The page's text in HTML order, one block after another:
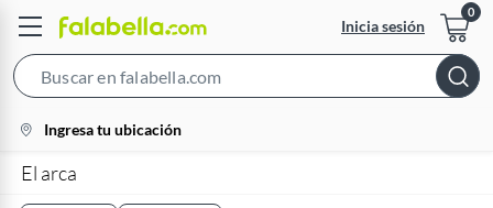
Inicia sesión
Bar
location-
icon
Ingresa tu ubicación
El arca